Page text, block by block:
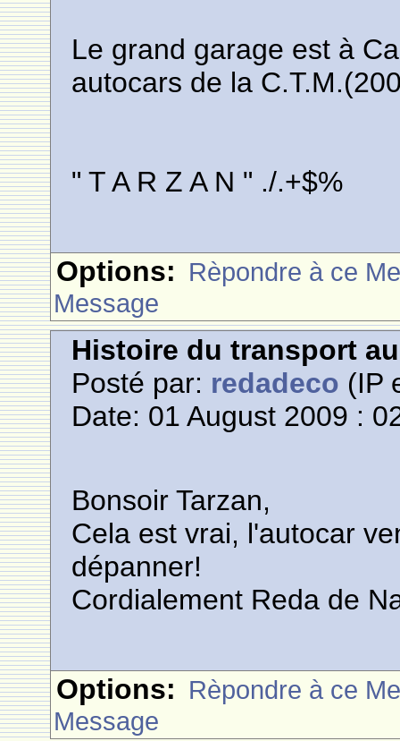
Le grand garage est à
autocars de la
" T A R Z A N " ./.+$%
Options: Rèpondre à ce
Message
Histoire du transport
Posté par: redadeco (IP
Date: 01 August 2009 :
Bonsoir Tarzan,
Cela est vrai, l'autocar
dépanner!
Cordialement Reda de
Options: Rèpondre à ce
Message